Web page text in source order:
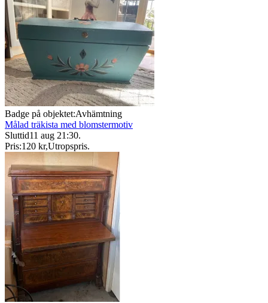
Badge på objektet:Avhämtning
Målad träkista med blomstermotiv
Sluttid11 aug 21:30.
Pris:120 kr,Utropspris.